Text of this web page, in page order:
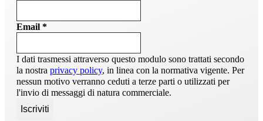
Email *
I dati trasmessi attraverso questo modulo sono trattati secondo
la nostra privacy policy, in linea con la normativa vigente. Per
nessun motivo verranno ceduti a terze parti o utilizzati per
l'invio di messaggi di natura commerciale.